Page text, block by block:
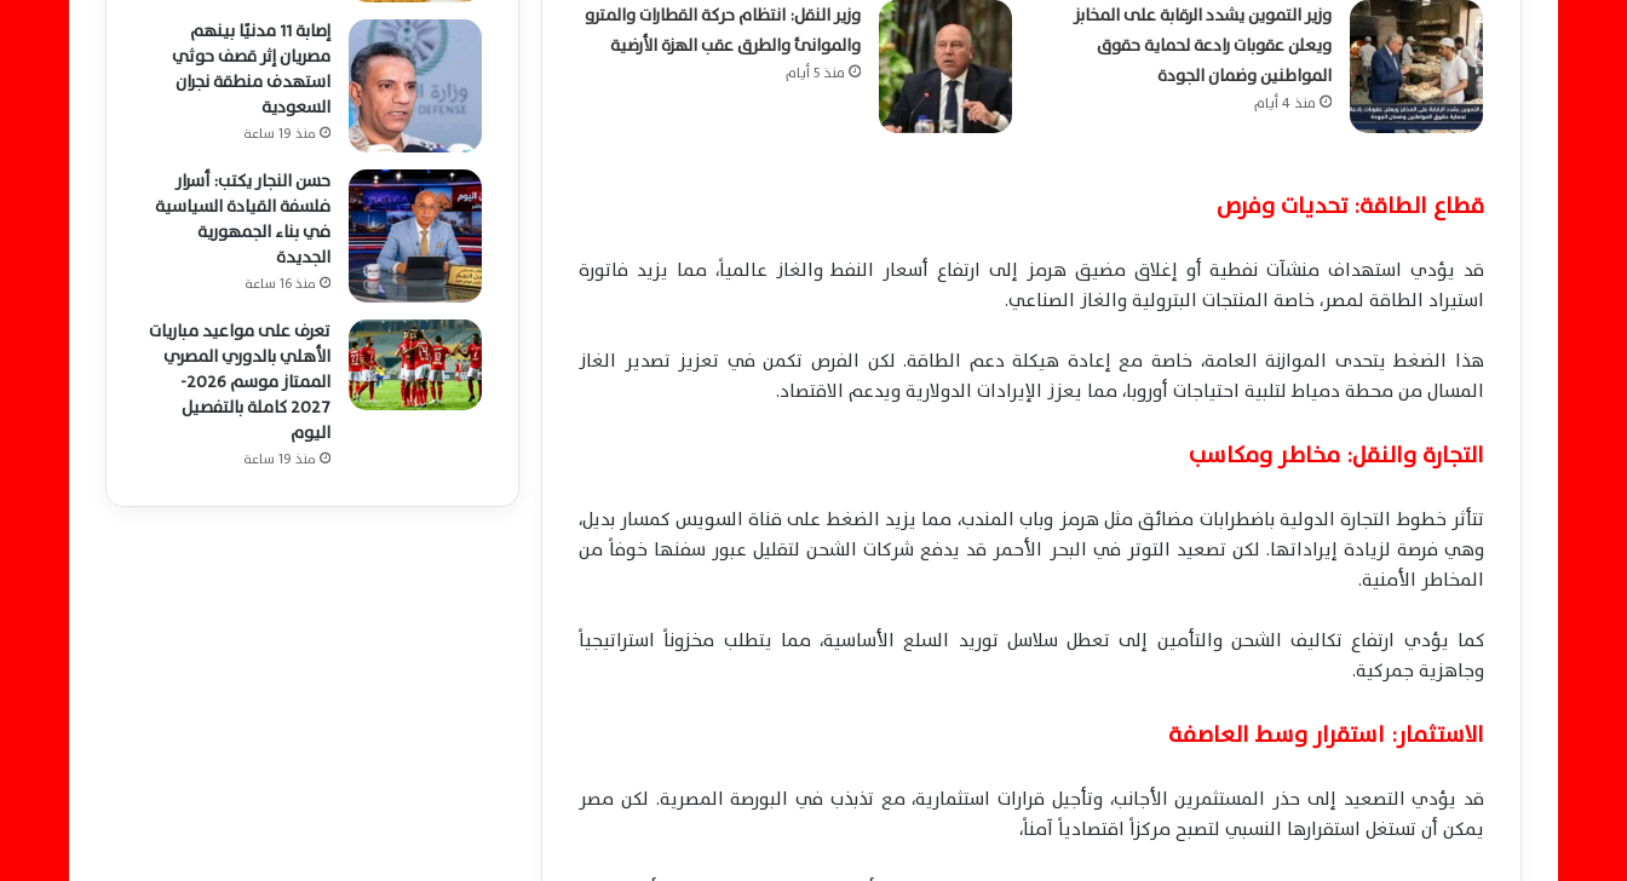
وزير التموين يشدد الرقابة على المخابز
ويعلن عقوبات رادعة لحماية حقوق
المواطنين وضمان الجودة
منذ 4 أيام
وزير النقل: انتظام حركة القطارات والمترو
والموانئ والطرق عقب الهزة الأرضية
منذ 5 أيام
قطاع الطاقة: تحديات وفرص
قد يؤدي استهداف منشآت نفطية أو إغلاق مضيق هرمز إلى ارتفاع أسعار النفط والغاز عالمياً، مما يزيد فاتورة
استيراد الطاقة لمصر، خاصة المنتجات البترولية والغاز الصناعي.
هذا الضغط يتحدى الموازنة العامة، خاصة مع إعادة هيكلة دعم الطاقة. لكن الفرص تكمن في تعزيز تصدير الغاز
المسال من محطة دمياط لتلبية احتياجات أوروبا، مما يعزز الإيرادات الدولارية ويدعم الاقتصاد.
التجارة والنقل: مخاطر ومكاسب
تتأثر خطوط التجارة الدولية باضطرابات مضائق مثل هرمز وباب المندب، مما يزيد الضغط على قناة السويس كمسار بديل،
وهي فرصة لزيادة إيراداتها. لكن تصعيد التوتر في البحر الأحمر قد يدفع شركات الشحن لتقليل عبور سفنها خوفاً من
المخاطر الأمنية.
كما يؤدي ارتفاع تكاليف الشحن والتأمين إلى تعطل سلاسل توريد السلع الأساسية، مما يتطلب مخزوناً استراتيجياً
وجاهزية جمركية.
الاستثمار: استقرار وسط العاصفة
قد يؤدي التصعيد إلى حذر المستثمرين الأجانب، وتأجيل قرارات استثمارية، مع تذبذب في البورصة المصرية. لكن مصر
يمكن أن تستغل استقرارها النسبي لتصبح مركزاً اقتصادياً آمناً،
إصابة 11 مدنيًا بينهم
مصريان إثر قصف حوثي
استهدف منطقة نجران
السعودية
منذ 19 ساعة
حسن النجار يكتب: أسرار
فلسفة القيادة السياسية
في بناء الجمهورية
الجديدة
منذ 16 ساعة
تعرف على مواعيد مباريات
الأهلي بالدوري المصري
الممتاز موسم 2026-
2027 كاملة بالتفصيل
اليوم
منذ 19 ساعة